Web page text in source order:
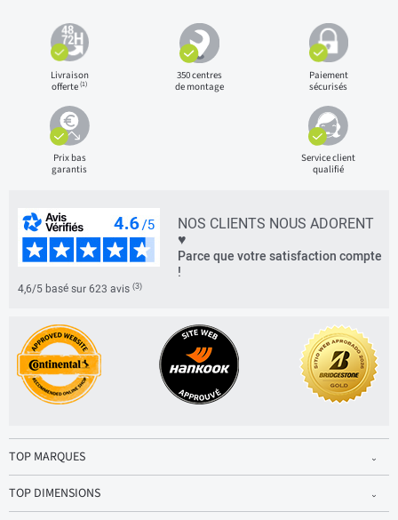
Livraison
offerte(1)
350 centres
de montage
Paiement
sécurisés
Prix bas
garantis
Service client
qualifié
NOS CLIENTS NOUS ADORENT
♥
Parce que votre satisfaction compte
!
4,6/5 basé sur 623 avis (3)
TOP MARQUES
TOP DIMENSIONS